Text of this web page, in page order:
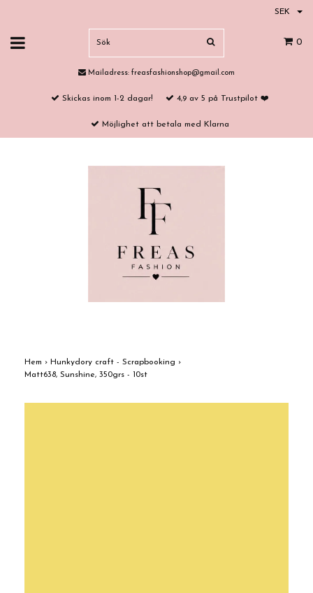
SEK
0
Mailadress: freasfashionshop@gmail.com
Skickas inom 1-2 dagar! 4,9 av 5 på Trustpilot ❤️
Möjlighet att betala med Klarna
Hem › Hunkydory craft - Scrapbooking ›
Matt638, Sunshine, 350grs - 10st